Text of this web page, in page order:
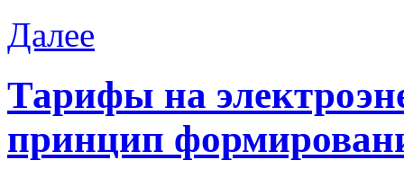
Далее
Тарифы на
принцип